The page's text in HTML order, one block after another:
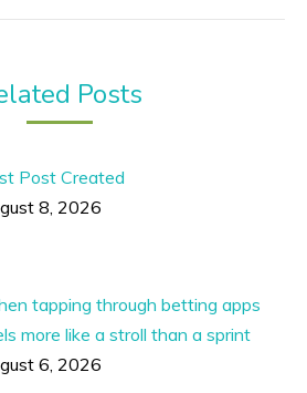
Posts
Post Created
8, 2026
tapping through betting apps
more like a stroll than a sprint
6, 2026